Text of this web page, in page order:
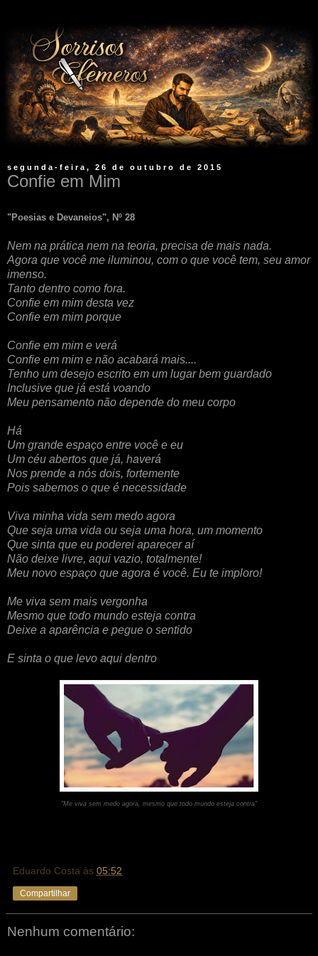
segunda-feira, 26 de outubro de 2015
Confie em Mim
"Poesias e Devaneios", Nº 28
Nem na prática nem na teoria, precisa de mais nada.
Agora que você me iluminou, com o que você tem, seu amor
imenso.
Tanto dentro como fora.
Confie em mim desta vez
Confie em mim porque
Confie em mim e verá
Confie em mim e não acabará mais....
Tenho um desejo escrito em um lugar bem guardado
Inclusive que já está voando
Meu pensamento não depende do meu corpo
Há
Um grande espaço entre você e eu
Um céu abertos que já, haverá
Nos prende a nós dois, fortemente
Pois sabemos o que é necessidade
Viva minha vida sem medo agora
Que seja uma vida ou seja uma hora, um momento
Que sinta que eu poderei aparecer aí
Não deixe livre, aqui vazio, totalmente!
Meu novo espaço que agora é você. Eu te imploro!
Me viva sem mais vergonha
Mesmo que todo mundo esteja contra
Deixe a aparência e pegue o sentido
E sinta o que levo aqui dentro
"Me viva sem medo agora, mesmo que todo mundo esteja contra"
Eduardo Costa às 05:52
Compartilhar
Nenhum comentário: